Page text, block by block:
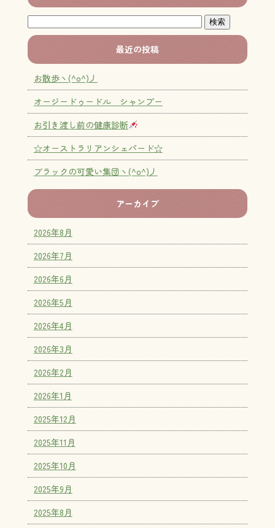
最近の投稿
お散歩ヽ(^o^)丿
オージードゥードル シャンプー
お引き渡し前の健康診断
☆オーストラリアンシェパード☆
ブラックの可愛い集団ヽ(^o^)丿
アーカイブ
2026年8月
2026年7月
2026年6月
2026年5月
2026年4月
2026年3月
2026年2月
2026年1月
2025年12月
2025年11月
2025年10月
2025年9月
2025年8月